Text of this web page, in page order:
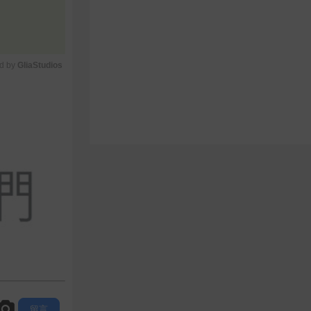
by GliaStudios